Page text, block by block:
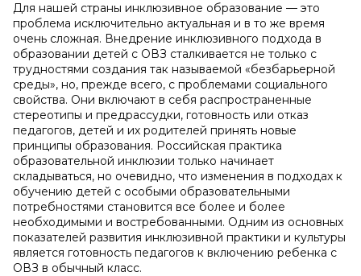
Для нашей страны инклюзивное образование — это
проблема исключительно актуальная и в то же время
очень сложная. Внедрение инклюзивного подхода в
образовании детей с ОВЗ сталкивается не только с
трудностями создания так называемой «безбарьерной
среды», но, прежде всего, с проблемами социального
свойства. Они включают в себя распространенные
стереотипы и предрассудки, готовность или отказ
педагогов, детей и их родителей принять новые
принципы образования. Российская практика
образовательной инклюзии только начинает
складываться, но очевидно, что изменения в подходах к
обучению детей с особыми образовательными
потребностями становится все более и более
необходимыми и востребованными. Одним из основных
показателей развития инклюзивной практики и культуры
является готовность педагогов к включению ребенка с
ОВЗ в обычный класс.